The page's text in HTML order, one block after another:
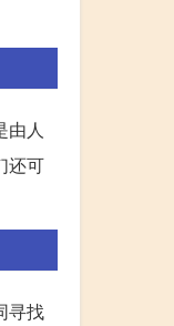
由人
还可
寻找